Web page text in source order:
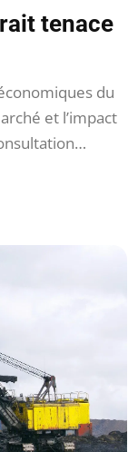
tenace
du
et l’impact